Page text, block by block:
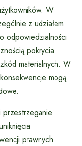
W
z udziałem
odpowiedzialności
pokrycia
materialnych. W
mogą
przestrzeganie
prawnych